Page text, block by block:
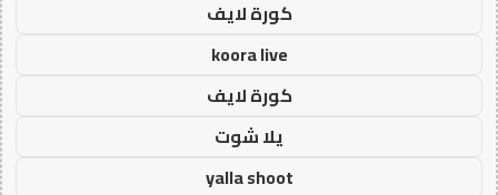
كورة لايف
koora live
كورة لايف
يلا شوت
yalla shoot